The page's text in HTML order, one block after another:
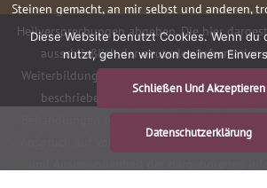
Steinen gemacht, an mir selbst und anderen,
Heilversprechungen abgeben. Die hier
ausschließlich der neutralen Information
Weiterbildung. Sie stellen keine Empfehlung
beschriebenen oder erwähnten
Behandlungen oder Arzneimittel dar. Der
Anspruch auf Vollständigkeit noch kann die
Diese Website benutzt Cookies. Wenn du
nutzt, gehen wir von deinem
Schließen Und Akzeptieren
Datenschutzerklärung